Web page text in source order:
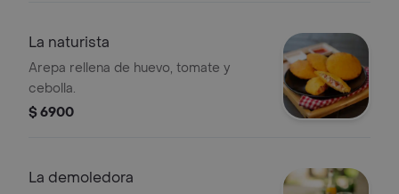
La naturista
Arepa rellena de huevo, tomate y
cebolla.
$ 6900
La demoledora